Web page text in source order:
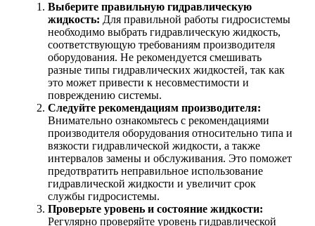
Выберите правильную гидравлическую
жидкость: Для правильной работы гидросистемы
необходимо выбрать гидравлическую жидкость,
соответствующую требованиям производителя
оборудования. Не рекомендуется смешивать
разные типы гидравлических жидкостей, так как
это может привести к несовместимости и
повреждению системы.
Следуйте рекомендациям производителя:
Внимательно ознакомьтесь с рекомендациями
производителя оборудования относительно типа и
вязкости гидравлической жидкости, а также
интервалов замены и обслуживания. Это поможет
предотвратить неправильное использование
гидравлической жидкости и увеличит срок
службы гидросистемы.
Проверьте уровень и состояние жидкости:
Регулярно проверяйте уровень гидравлической